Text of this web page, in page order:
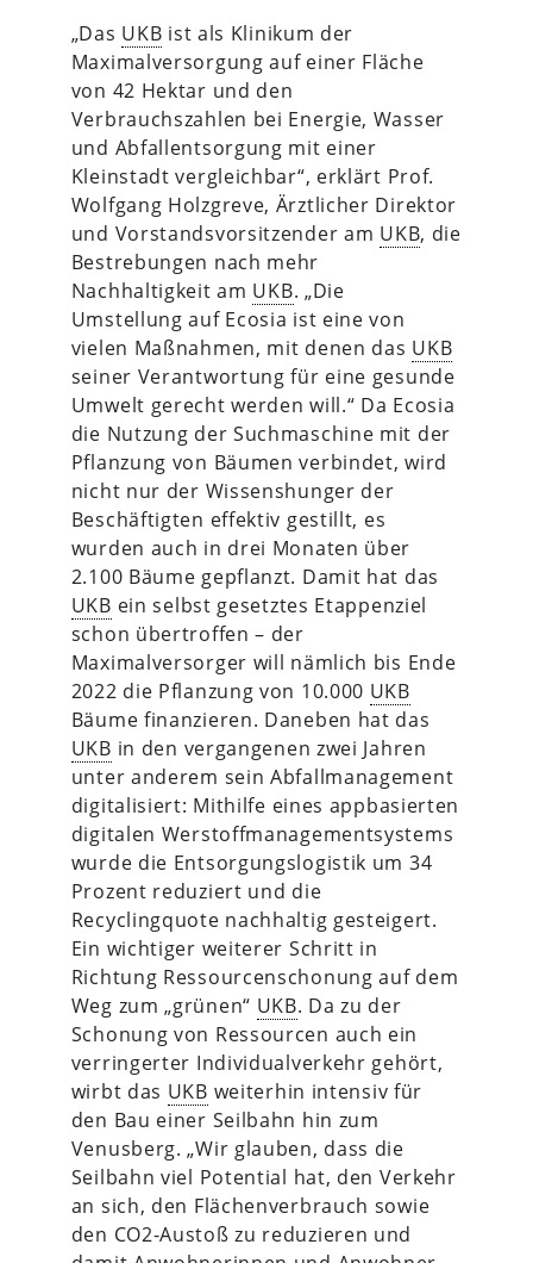
„Das UKB ist als Klinikum der
Maximalversorgung auf einer Fläche
von 42 Hektar und den
Verbrauchszahlen bei Energie, Wasser
und Abfallentsorgung mit einer
Kleinstadt vergleichbar“, erklärt Prof.
Wolfgang Holzgreve, Ärztlicher Direktor
und Vorstandsvorsitzender am UKB, die
Bestrebungen nach mehr
Nachhaltigkeit am UKB. „Die
Umstellung auf Ecosia ist eine von
vielen Maßnahmen, mit denen das UKB
seiner Verantwortung für eine gesunde
Umwelt gerecht werden will.“ Da Ecosia
die Nutzung der Suchmaschine mit der
Pflanzung von Bäumen verbindet, wird
nicht nur der Wissenshunger der
Beschäftigten effektiv gestillt, es
wurden auch in drei Monaten über
2.100 Bäume gepflanzt. Damit hat das
UKB ein selbst gesetztes Etappenziel
schon übertroffen – der
Maximalversorger will nämlich bis Ende
2022 die Pflanzung von 10.000 UKB
Bäume finanzieren. Daneben hat das
UKB in den vergangenen zwei Jahren
unter anderem sein Abfallmanagement
digitalisiert: Mithilfe eines appbasierten
digitalen Werstoffmanagementsystems
wurde die Entsorgungslogistik um 34
Prozent reduziert und die
Recyclingquote nachhaltig gesteigert.
Ein wichtiger weiterer Schritt in
Richtung Ressourcenschonung auf dem
Weg zum „grünen“ UKB. Da zu der
Schonung von Ressourcen auch ein
verringerter Individualverkehr gehört,
wirbt das UKB weiterhin intensiv für
den Bau einer Seilbahn hin zum
Venusberg. „Wir glauben, dass die
Seilbahn viel Potential hat, den Verkehr
an sich, den Flächenverbrauch sowie
den CO2-Austoß zu reduzieren und